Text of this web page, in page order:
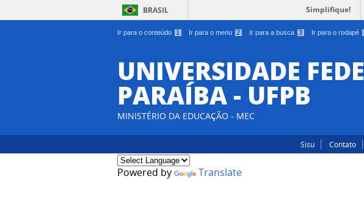
Ir para o conteúdo 1 Ir para o menu 2 Ir para a busca 3 Ir para o rodapé
BRASIL Simplifique!
UNIVERSIDADE
PARAÍBA - UFPB
MINISTÉRIO DA EDUCAÇÃO - MEC
Sisu Contato
Powered by Translate